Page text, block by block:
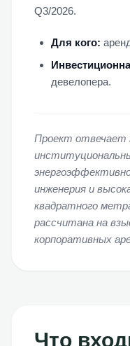
Q3/2026.
Для кого:
девелопера.
Проект отвечает
инженерия и
квадратного
рассчитана на
корпоративных
Что